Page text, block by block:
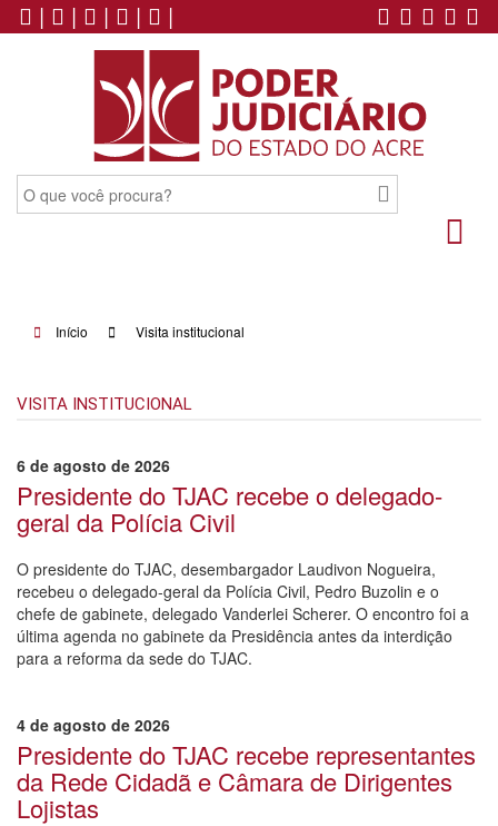
| | | | |
Início Visita institucional
VISITA INSTITUCIONAL
6 de agosto de 2026
Presidente do TJAC recebe o delegado-
geral da Polícia Civil
O presidente do TJAC, desembargador Laudivon Nogueira,
recebeu o delegado-geral da Polícia Civil, Pedro Buzolin e o
chefe de gabinete, delegado Vanderlei Scherer. O encontro foi a
última agenda no gabinete da Presidência antes da interdição
para a reforma da sede do TJAC.
4 de agosto de 2026
Presidente do TJAC recebe representantes
da Rede Cidadã e Câmara de Dirigentes
Lojistas